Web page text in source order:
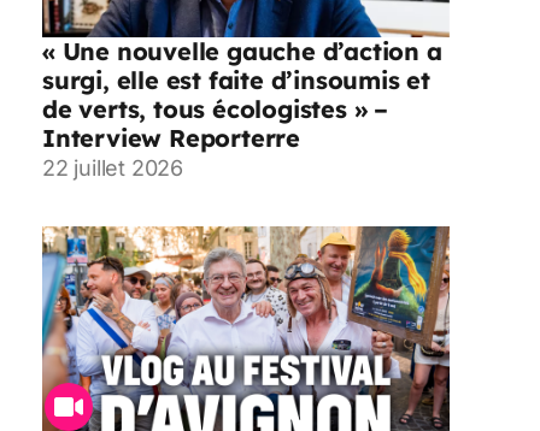
« Une nouvelle gauche d’action a
surgi, elle est faite d’insoumis et
de verts, tous écologistes » –
Interview Reporterre
22 juillet 2026